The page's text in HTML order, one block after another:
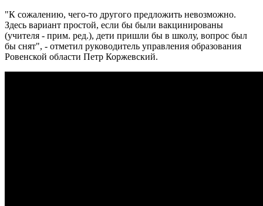
"К сожалению, чего-то другого предложить невозможно.
Здесь вариант простой, если бы были вакцинированы
(учителя - прим. ред.), дети пришли бы в школу, вопрос был
бы снят", - отметил руководитель управления образования
Ровенской области Петр Коржевский.